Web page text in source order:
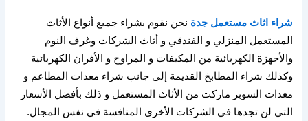
شراء اثاث مستعمل جدة نحن نقوم بشراء جميع أنواع الأثاث
المستعمل المنزلي و الفندقي و أثاث الشركات وغرف النوم
والأجهزة الكهربائية من المكيفات و المراوح و الأفران الكهربائية
وكذلك شراء المطابخ القديمة إلى جانب شراء معدات المطاعم و
معدات السوبر ماركت من الأثاث المستعمل و ذلك بأفضل الأسعار
التي لن تجدها في الشركات الأخرى المنافسة في نفس المجال.